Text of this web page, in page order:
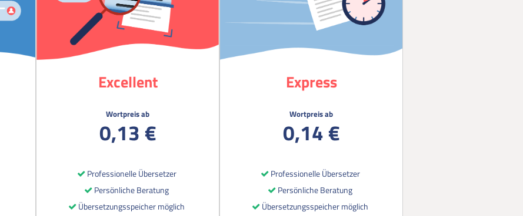
Excellent
Wortpreis ab
0,13 €
Professionelle Übersetzer
Persönliche Beratung
Übersetzungsspeicher möglich
Express
Wortpreis ab
0,14 €
Professionelle Übersetzer
Persönliche Beratung
Übersetzungsspeicher möglich